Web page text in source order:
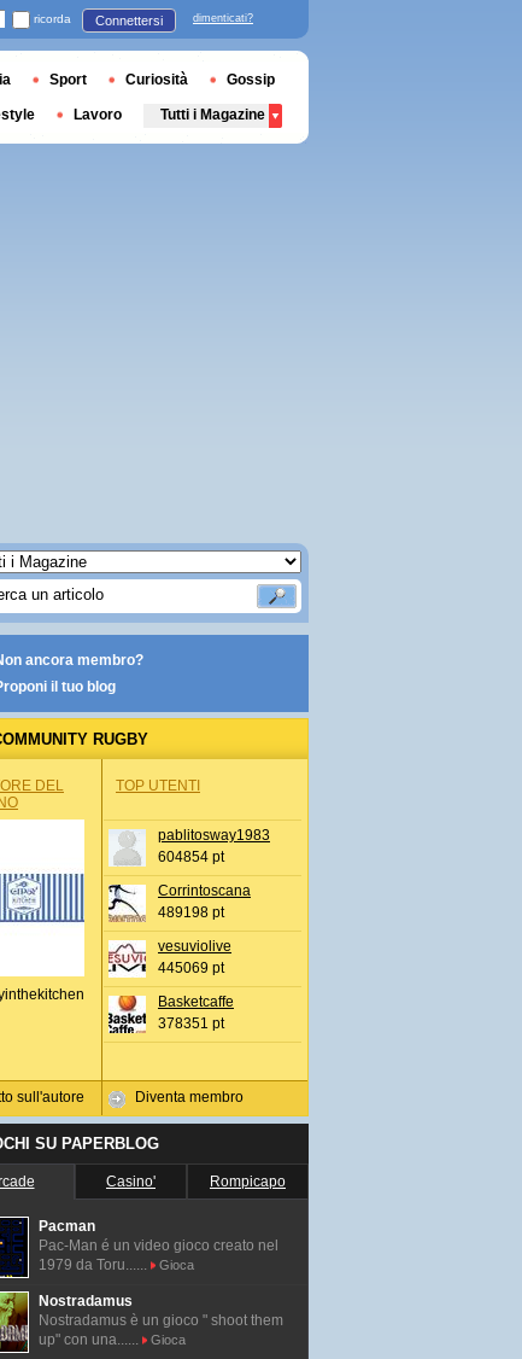
ancora membro?
il tuo blog
RUGBY
DEL
sull'autore
TOP UTENTI
pablitosway1983
604854 pt
Corrintoscana
489198 pt
vesuviolive
445069 pt
Basketcaffe
378351 pt
Diventa membro
SU PAPERBLOG
Casino' Rompicapo
Pacman
Pac-Man é un video gioco creato nel
1979 da Toru......
Gioca
Nostradamus
Nostradamus è un gioco " shoot them
up" con una......
Gioca
ricorda Connettersi dimenticati?
Sport Curiosità Gossip
Lavoro Tutti i Magazine